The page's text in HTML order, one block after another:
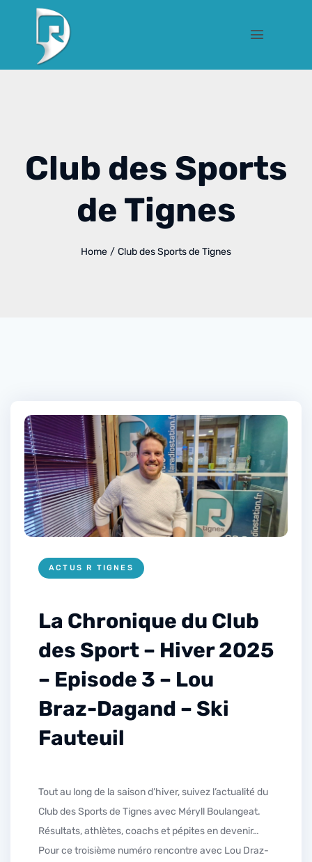
Club des Sports
de Tignes
Home / Club des Sports de Tignes
ACTUS R TIGNES
La Chronique du Club
des Sport – Hiver 2025
– Episode 3 – Lou
Braz-Dagand – Ski
Fauteuil
Tout au long de la saison d’hiver, suivez l’actualité du
Club des Sports de Tignes avec Méryll Boulangeat.
Résultats, athlètes, coachs et pépites en devenir…
Pour ce troisième numéro rencontre avec Lou Draz-